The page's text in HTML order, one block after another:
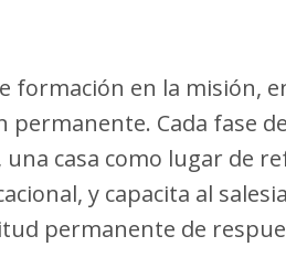
formación en la misión,
Cada fase
casa como lugar de
y capacita al
permanente de